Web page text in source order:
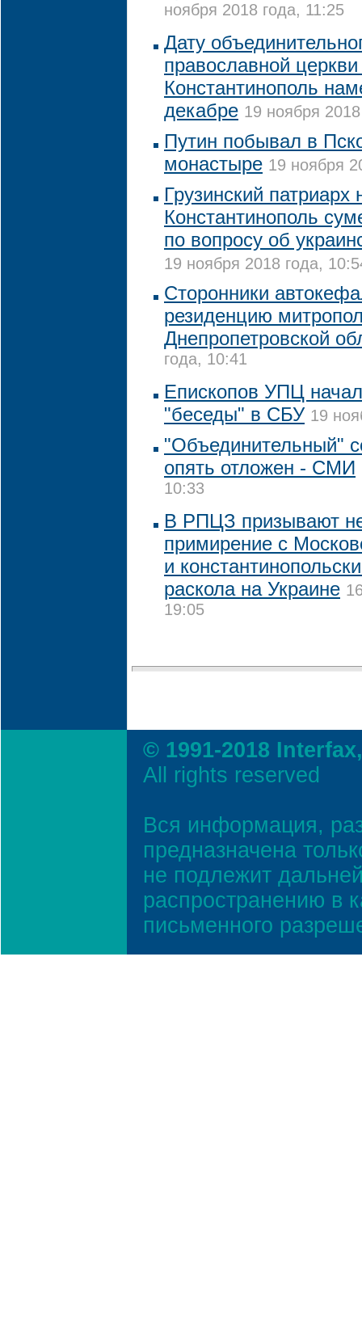
ноября 2018 года, 11:25
Дату
православной
Константинополь
декабре 19 ноября
Путин побывал в
монастыре 19 ноября
Грузинский
Константинополь
по вопросу об
19 ноября 2018 года,
Сторонники
резиденцию
Днепропетровской
года, 10:41
Епископов УПЦ
"беседы" в СБУ 19
"Объединительный"
опять отложен - СМИ
10:33
В РПЦЗ призывают
примирение с
и
раскола на Украине
19:05
© 1991-2018
All rights reserved
Вся информация,
предназначена
не подлежит
распространению в
письменного